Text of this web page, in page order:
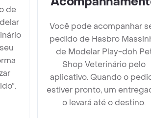
de
Você pode acompanhar
pedido de Hasbro
de Modelar Play-doh
Shop Veterinário pelo
aplicativo. Quando o
estiver pronto, um
o levará até o destino.